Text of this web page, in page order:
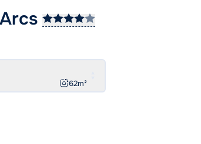
Arcs
62m²